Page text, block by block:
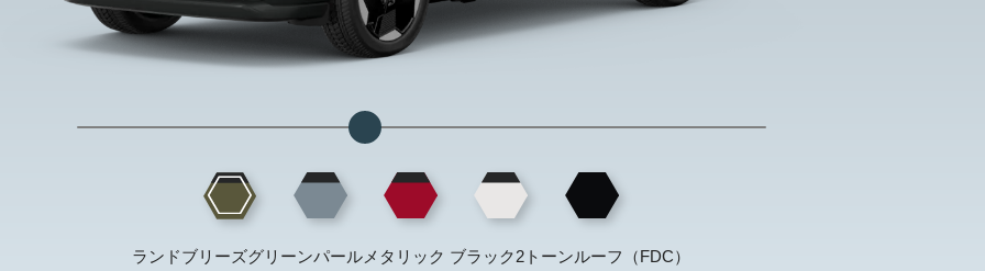
ランドブリーズグリーンパールメタリック ブラック2トーンルーフ（FDC）